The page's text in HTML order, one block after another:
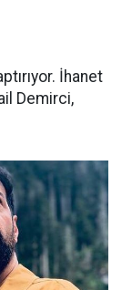
İhanet
Demirci,